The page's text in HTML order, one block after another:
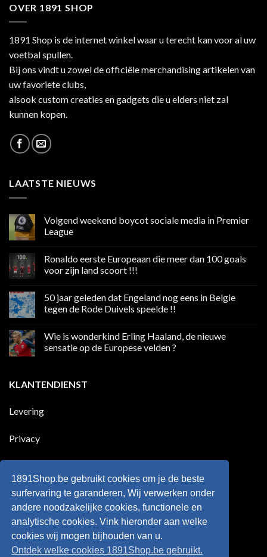
OVER 1891 SHOP
1891 Shop is de internet winkel waar u terecht kan voor al uw
voetbal spullen.
Bij ons vindt u zowel de officiële merchandising artikelen van
uw favoriete clubs,
alsook custom creaties en gadgets die u elders niet zal
kunnen kopen.
LAATSTE NIEUWS
Volgend weekend boycot sociale media in Premier
League
op
weekend
media
in
Premier
Ronaldo eerste Europeaan die meer dan 100 goals
voor zijn land scoort !!!
op
Ronaldo
eerste
meer
100
land
scoort
50 jaar geleden dat Engeland nog eens in Belgie
tegen de Rode Duivels speelde !!
op
jaar
nog
eens
tegen
Wie is wonderkind Erling Haaland, de nieuwe
sensatie op de Europese velden ?
Wie
is
Haaland,
Europese
KLANTENDIENST
Levering
Privacy
Retourneren
Algemene voorwaarden
1891Shop.be gebruikt cookies om je de beste
surfervaring te garanderen, Wij verwerken onder
andere noodzakelijke cookies, functionele en
analytische cookies. Vink hieronder aan welke
cookies wij mogen bijhouden van u.
Ontdek welke cookies 1891Shop.be gebruikt.